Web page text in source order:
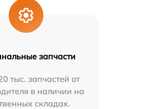
запчасти
тыс. запчастей от
в наличии на
складах.